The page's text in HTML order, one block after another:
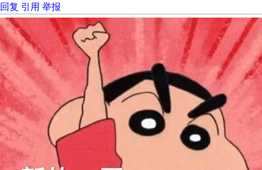
回复 引用 举报